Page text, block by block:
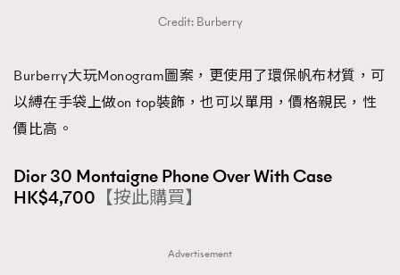
Credit: Burberry
Burberry大玩Monogram圖案，更使用了環保帆布材質，可
以縛在手袋上做on top裝飾，也可以單用，價格親民，性
價比高。
Dior 30 Montaigne Phone Over With Case
HK$4,700 【按此購買】
Advertisement